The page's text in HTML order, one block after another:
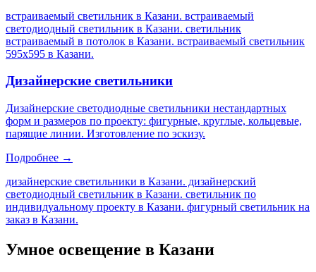
встраиваемый светильник в Казани. встраиваемый
светодиодный светильник в Казани. светильник
встраиваемый в потолок в Казани. встраиваемый светильник
595х595 в Казани.
Дизайнерские светильники
Дизайнерские светодиодные светильники нестандартных
форм и размеров по проекту: фигурные, круглые, кольцевые,
парящие линии. Изготовление по эскизу.
Подробнее →
дизайнерские светильники в Казани. дизайнерский
светодиодный светильник в Казани. светильник по
индивидуальному проекту в Казани. фигурный светильник на
заказ в Казани.
Умное освещение в Казани